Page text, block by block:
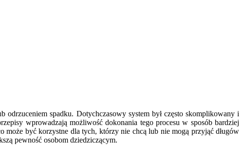
spadku. Dotychczasowy system był często skomplikowany i
wprowadzają możliwość dokonania tego procesu w sposób bardziej
może być korzystne dla tych, którzy nie chcą lub nie mogą przyjąć długów
pewność osobom dziedziczącym.